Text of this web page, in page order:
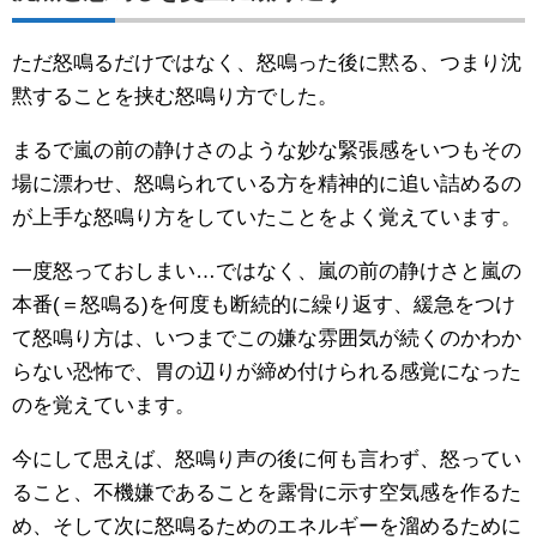
ただ怒鳴るだけではなく、怒鳴った後に黙る、つまり沈
黙することを挟む怒鳴り方でした。
まるで嵐の前の静けさのような妙な緊張感をいつもその
場に漂わせ、怒鳴られている方を精神的に追い詰めるの
が上手な怒鳴り方をしていたことをよく覚えています。
一度怒っておしまい…ではなく、嵐の前の静けさと嵐の
本番(＝怒鳴る)を何度も断続的に繰り返す、緩急をつけ
て怒鳴り方は、いつまでこの嫌な雰囲気が続くのかわか
らない恐怖で、胃の辺りが締め付けられる感覚になった
のを覚えています。
今にして思えば、怒鳴り声の後に何も言わず、怒ってい
ること、不機嫌であることを露骨に示す空気感を作るた
め、そして次に怒鳴るためのエネルギーを溜めるために